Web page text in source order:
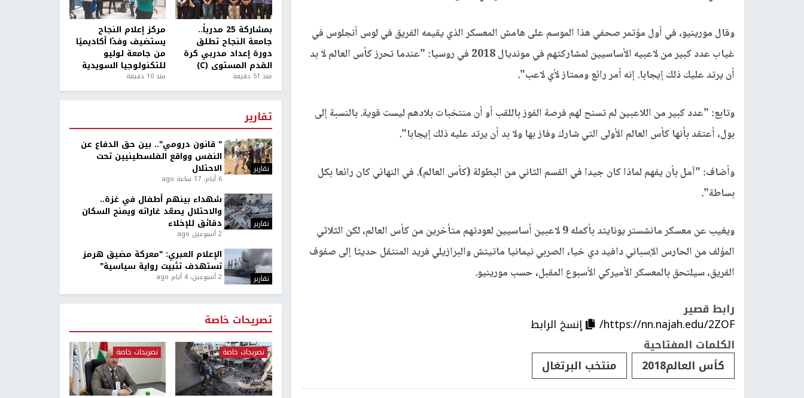
وقال مورينيو، في أول مؤتمر صحفي هذا الموسم على هامش المعسكر الذي يقيمه الفريق في لوس أنجلوس في
غياب عدد كبير من لاعبيه الأساسيين لمشاركتهم في مونديال 2018 في روسيا: "عندما تحرز كأس العالم لا بد
أن يرتد عليك ذلك إيجابا. إنه أمر رائع وممتاز لأي لاعب".
وتابع: "عدد كبير من اللاعبين لم تسنح لهم فرصة الفوز باللقب أو أن منتخبات بلادهم ليست قوية. بالنسبة إلى
بول، أعتقد بأنها كأس العالم الأولى التي شارك وفاز بها ولا بد أن يرتد عليه ذلك إيجابا".
وأضاف: "آمل بأن يفهم لماذا كان جيدا في القسم الثاني من البطولة (كأس العالم). في النهائي كان رائعا بكل
بساطة".
ويغيب عن معسكر مانشستر يونايتد بأكمله 9 لاعبين أساسيين لعودتهم متأخرين من كأس العالم، لكن الثلاثي
المؤلف من الحارس الإسباني دافيد دي خيا، الصربي نيمانيا ماتيتش والبرازيلي فريد المنتقل حديثا إلى صفوف
الفريق، سيلتحق بالمعسكر الأميركي الأسبوع المقبل، حسب مورينيو.
رابط قصير
https://nn.najah.edu/2ZOF/
إنسخ الرابط
الكلمات المفتاحية
كأس العالم2018
منتخب البرتغال
بمشاركة 25 مدرباً..
جامعة النجاح تطلق
دورة إعداد مدربي كرة
القدم المستوى (C)
منذ 51 دقيقة
مركز إعلام النجاح
يستضيف وفدًا أكاديميًا
من جامعة لوليو
للتكنولوجيا السويدية
منذ 10 دقيقة
تقارير
تقارير
" قانون درومي".. بين حق الدفاع عن
النفس وواقع الفلسطينيين تحت
الاحتلال
6 أيام، 17 ساعة ago
تقارير
شهداء بينهم أطفال في غزة..
والاحتلال يصعّد غاراته ويمنح السكان
دقائق للإخلاء
2 أسبوعين ago
تقارير
الإعلام العبري: "معركة مضيق هرمز
تستهدف تثبيت رواية سياسية"
2 أسبوعين، 4 أيام ago
تصريحات خاصة
تصريحات خاصة تصريحات خاصة